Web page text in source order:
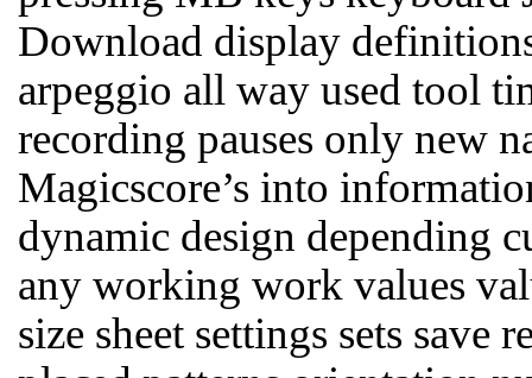
Download display
arpeggio all way used tool
recording pauses only new
Magicscore’s into
dynamic design depending
any working work values
size sheet settings sets